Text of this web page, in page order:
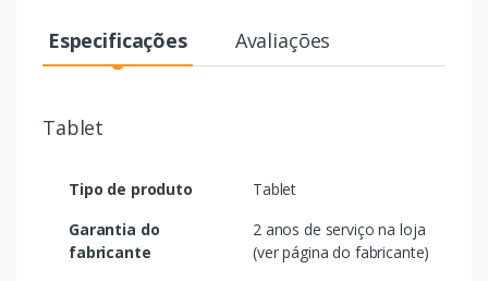
Especificações Avaliações
Tablet
Tipo de produto
Tablet
Garantia do
fabricante
2 anos de serviço na loja
(ver página do fabricante)